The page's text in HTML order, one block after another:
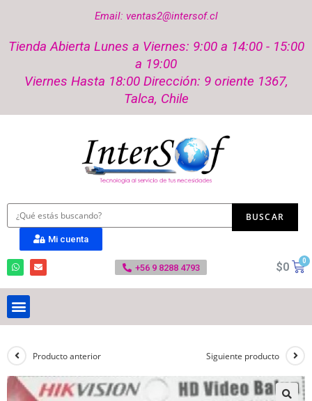
Email: ventas2@intersof.cl
Tienda Abierta Lunes a Viernes: 9:00 a 14:00 - 15:00
a 19:00
Viernes Hasta 18:00 Dirección: 9 oriente 1367,
Talca, Chile
Mi cuenta
+56 9 8288 4793 $0
Producto anterior Siguiente producto